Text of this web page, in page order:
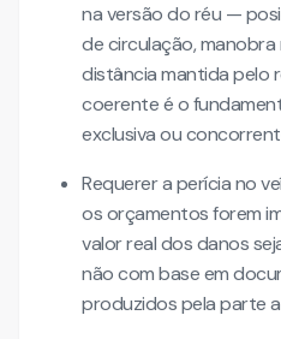
na versão do réu —
de circulação,
distância mantida pelo
coerente é o
exclusiva ou
Requerer a perícia no
os orçamentos forem
valor real dos danos
não com base em
produzidos pela parte